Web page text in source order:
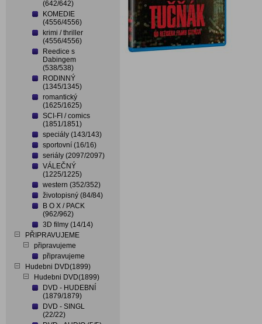
(642/642)
KOMEDIE
(4556/4556)
krimi / thriller
(4556/4556)
Reedice s
Dabingem
(538/538)
RODINNÝ
(1345/1345)
romantický
(1625/1625)
SCI-FI / comics
(1851/1851)
speciály (143/143)
sportovní (16/16)
seriály (2097/2097)
VÁLEČNÝ
(1225/1225)
western (352/352)
životopisný (84/84)
B O X / PACK
(962/962)
3D filmy (14/14)
PŘIPRAVUJEME
připravujeme
připravujeme
Hudebni DVD(1899)
Hudebni DVD(1899)
DVD - HUDEBNÍ
(1879/1879)
DVD - SINGL
(22/22)